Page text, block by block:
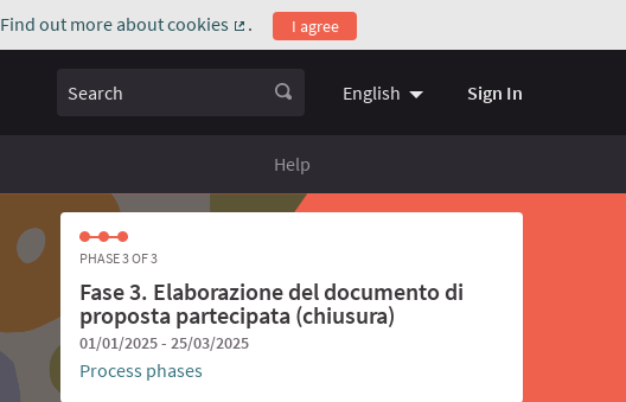
Find out more about cookies
(External link)
. I agree
Search English Choose language
Sign In
Help
PHASE 3 OF 3
Fase 3. Elaborazione del documento di
proposta partecipata (chiusura)
01/01/2025 - 25/03/2025
Process phases